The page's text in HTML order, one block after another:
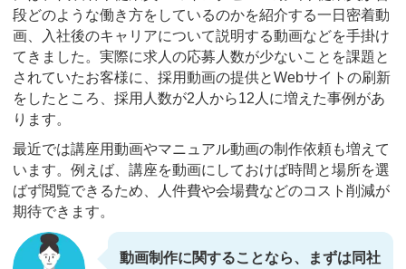
段どのような働き方をしているのかを紹介する一日密着動
画、入社後のキャリアについて説明する動画などを手掛け
てきました。実際に求人の応募人数が少ないことを課題と
されていたお客様に、採用動画の提供とWebサイトの刷新
をしたところ、採用人数が2人から12人に増えた事例があ
ります。
最近では講座用動画やマニュアル動画の制作依頼も増えて
います。例えば、講座を動画にしておけば時間と場所を選
ばず閲覧できるため、人件費や会場費などのコスト削減が
期待できます。
動画制作に関することなら、まずは同社